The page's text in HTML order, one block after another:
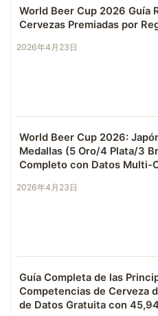
World Beer Cup 2026 Guía
Cervezas Premiadas por
2026年4月23日
World Beer Cup 2026:
Medallas (5 Oro/4 Plata/3
Completo con Datos Multi-
2026年4月23日
Guía Completa de las
Competencias de Cerveza
de Datos Gratuita con